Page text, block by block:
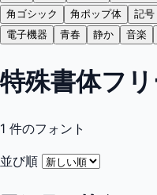
角ゴシック
角ポップ体 記号
電子機器
青春 静か 音楽
特殊書体フ
1 件のフォント
並び順